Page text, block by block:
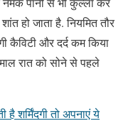
हो जाता है. नियमित तौर
कैविटी और दर्द कम किया
रात को सोने से पहले
है शर्मिंदगी तो अपनाएं ये